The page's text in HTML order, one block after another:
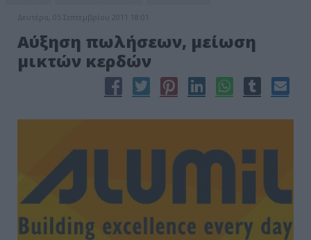
Δευτέρα, 05 Σεπτεμβρίου 2011 18:01
Αύξηση πωλήσεων, μείωση
μικτών κερδών